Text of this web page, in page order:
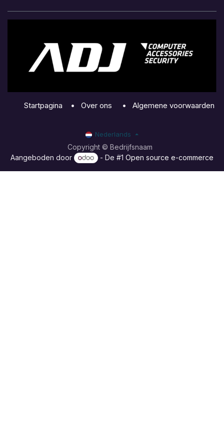
Startpagina • Over ons • Algemene voorwaarden
Copyright © Bedrijfsnaam
Nederlands
Aangeboden door - De #1Open source e-commerce